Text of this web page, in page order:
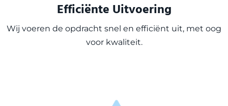
Efficiënte Uitvoering
Wij voeren de opdracht snel en efficiënt uit, met oog
voor kwaliteit.